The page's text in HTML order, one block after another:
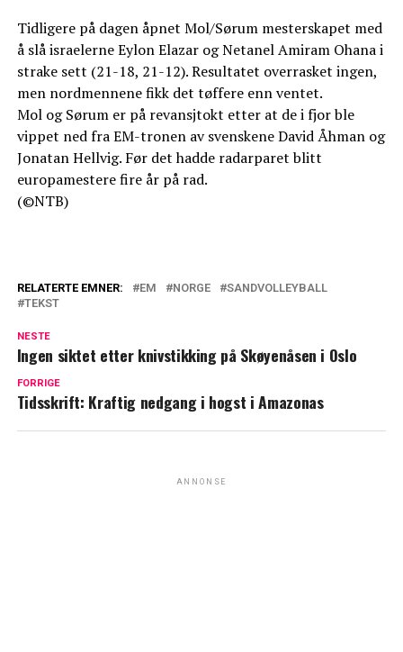
Tidligere på dagen åpnet Mol/Sørum mesterskapet med
å slå israelerne Eylon Elazar og Netanel Amiram Ohana i
strake sett (21-18, 21-12). Resultatet overrasket ingen,
men nordmennene fikk det tøffere enn ventet.
Mol og Sørum er på revansjtokt etter at de i fjor ble
vippet ned fra EM-tronen av svenskene David Åhman og
Jonatan Hellvig. Før det hadde radarparet blitt
europamestere fire år på rad.
(©NTB)
RELATERTE EMNER: EM NORGE
SANDVOLLEYBALL
TEKST
NESTE
Ingen siktet etter knivstikking på Skøyenåsen i Oslo
FORRIGE
Tidsskrift: Kraftig nedgang i hogst i Amazonas
ANNONSE